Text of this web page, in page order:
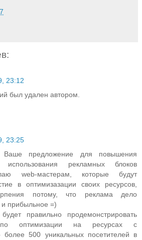
23:12
был удален автором.
23:25
Ваше предложение для повышения
использования рекламных блоков
web-мастерам, которые будут
в оптимизазации своих ресурсов,
потому, что реклама дело
и прибыльное =)
правильно продемонстрировать
по оптимизации на ресурсах с
более 500 уникальных посетителей в